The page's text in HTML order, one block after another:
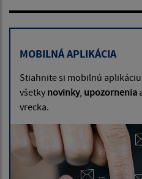
MOBILNÁ APLIKÁCIA
Stiahnite si mobilnú
všetky novinky, upozornenia
vrecka.